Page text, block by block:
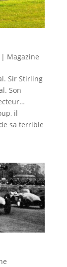
Magazine
Sir Stirling
Son
il
sa terrible